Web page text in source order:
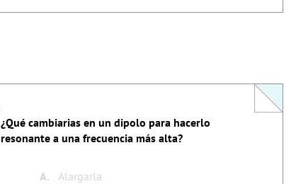
¿Qué cambiarias en un dipolo para hacerlo
resonante a una frecuencia más alta?
A.
Alargarla
T9
A05
This question does not yet have an explanation!
Register to add one